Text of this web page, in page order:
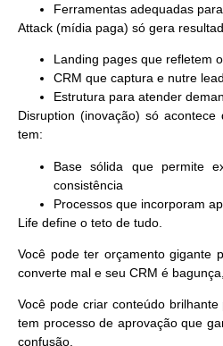
Ferramentas adequadas
Attack (mídia paga) só gera
Landing pages que refletem
CRM que captura e nutre
Estrutura para atender
Disruption (inovação) só
tem:
Base sólida que permite
consistência
Processos que incorporam
Life define o teto de tudo.
Você pode ter orçamento gigante
converte mal e seu CRM é
Você pode criar conteúdo
tem processo de aprovação que
confusão.